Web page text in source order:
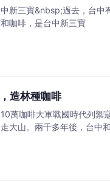
新三寶&nbsp;過去，台
咖啡，是台中新三寶
造林種咖啡
萬咖啡大軍戰國時代列禦
大山。兩千多年後，台中